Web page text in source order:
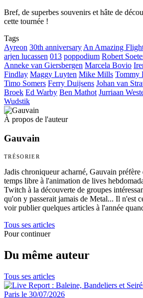
Bref, de superbes souvenirs et hâte de
cette tournée !
Tags
Ayreon 30th anniversary An Amazing
arjen lucassen 013 poppodium Robert
Anneke van Giersbergen Marcela Bovio
Findlay Maggy Luyten Mike Mills Tommy
Timo Somers Ferry Duijsens Johan van
Broek Ed Warby Ben Mathot Jurriaan
Wudstik
À propos de l'auteur
Gauvain
TRÉSORIER
Jadis chroniqueur acharné, Gauvain
temps libre à l'animation de lives
Twitch à la découverte de groupes
qu'on y passerait jamais de Metal... Il n'est
voir publier quelques articles à l'année
Tous ses articles
Pour continuer
Du même auteur
Tous ses articles